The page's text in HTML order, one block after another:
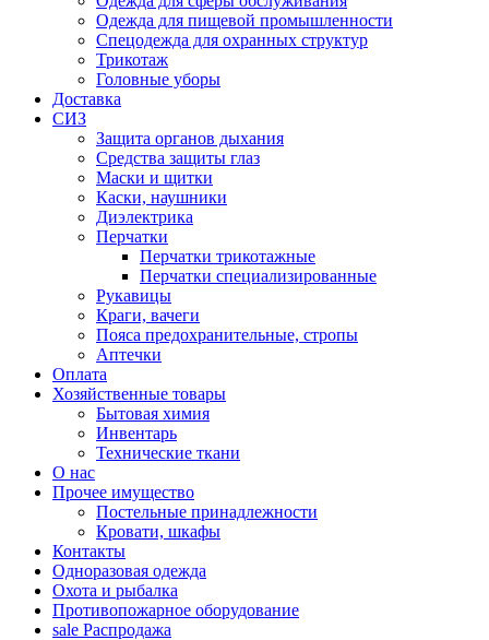
Одежда для пищевой промышленности
Спецодежда для охранных структур
Трикотаж
Головные уборы
Доставка
СИЗ
Защита органов дыхания
Средства защиты глаз
Маски и щитки
Каски, наушники
Диэлектрика
Перчатки
Перчатки трикотажные
Перчатки специализированные
Рукавицы
Краги, вачеги
Пояса предохранительные, стропы
Аптечки
Оплата
Хозяйственные товары
Бытовая химия
Инвентарь
Технические ткани
О нас
Прочее имущество
Постельные принадлежности
Кровати, шкафы
Контакты
Одноразовая одежда
Охота и рыбалка
Противопожарное оборудование
sale Распродажа